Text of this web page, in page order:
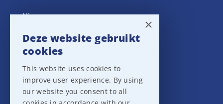
Nieuws
Training Events
Privacy verklaring
Disclaimer
×
Deze website gebruikt
cookies
This website uses cookies to
improve user experience. By using
our website you consent to all